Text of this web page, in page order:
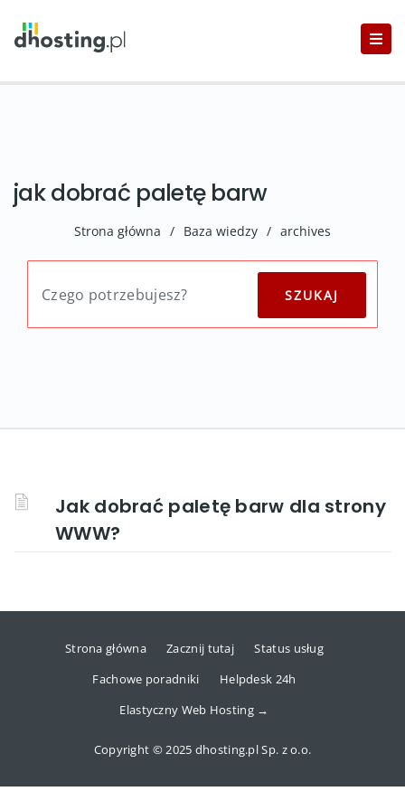
jak dobrać paletę barw
Strona główna / Baza wiedzy / archives
Jak dobrać paletę barw dla strony
WWW?
Strona główna Zacznij tutaj
Status usług
Fachowe poradniki
Helpdesk 24h
Elastyczny Web Hosting →
Copyright © 2025 dhosting.pl Sp. z o.o.